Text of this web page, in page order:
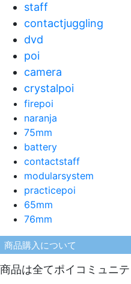
staff
contactjuggling
dvd
poi
camera
crystalpoi
firepoi
naranja
75mm
battery
contactstaff
modularsystem
practicepoi
65mm
76mm
商品購入について
商品は全てポイコミュニ